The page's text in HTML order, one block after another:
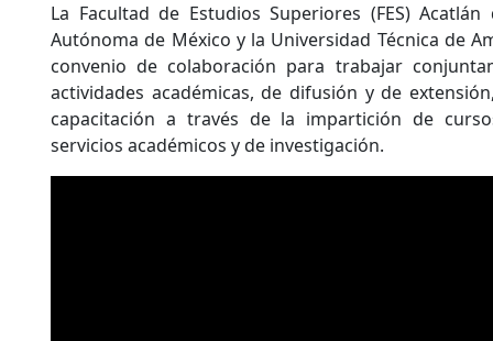
La Facultad de Estudios Superiores (FES)
Autónoma de México y la Universidad Técnica de
convenio de colaboración para trabajar
actividades académicas, de difusión y de
capacitación a través de la impartición de
servicios académicos y de investigación.